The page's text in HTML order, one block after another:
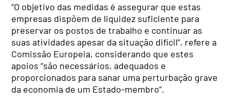
“O objetivo das medidas é assegurar que estas
empresas dispõem de liquidez suficiente para
preservar os postos de trabalho e continuar as
suas atividades apesar da situação difícil”, refere a
Comissão Europeia, considerando que estes
apoios “são necessários, adequados e
proporcionados para sanar uma perturbação grave
da economia de um Estado-membro”.